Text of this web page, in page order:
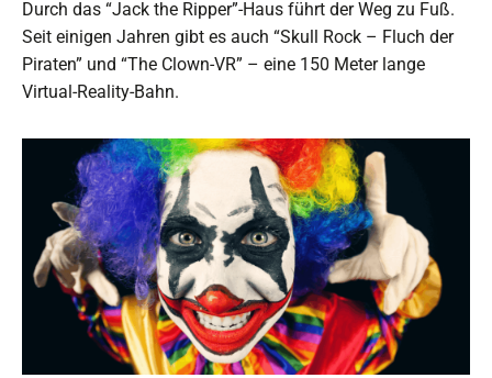
Durch das “Jack the Ripper”-Haus führt der Weg zu Fuß.
Seit einigen Jahren gibt es auch “Skull Rock – Fluch der
Piraten” und “The Clown-VR” – eine 150 Meter lange
Virtual-Reality-Bahn.